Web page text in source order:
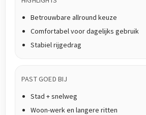
Betrouwbare allround keuze
Comfortabel voor dagelijks gebruik
Stabiel rijgedrag
PAST GOED BIJ
Stad + snelweg
Woon-werk en langere ritten